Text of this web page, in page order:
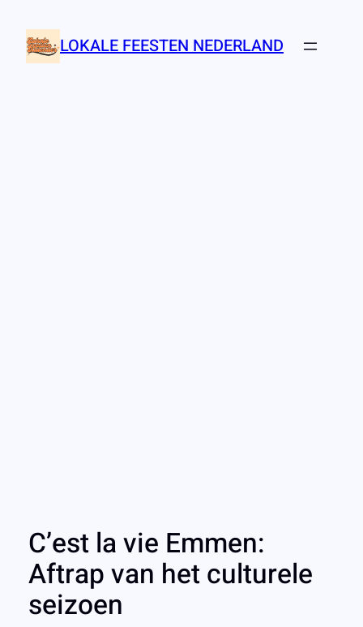
naar
LOKALE FEESTEN NEDERLAND
C’est la vie Emmen:
Aftrap van het culturele
seizoen